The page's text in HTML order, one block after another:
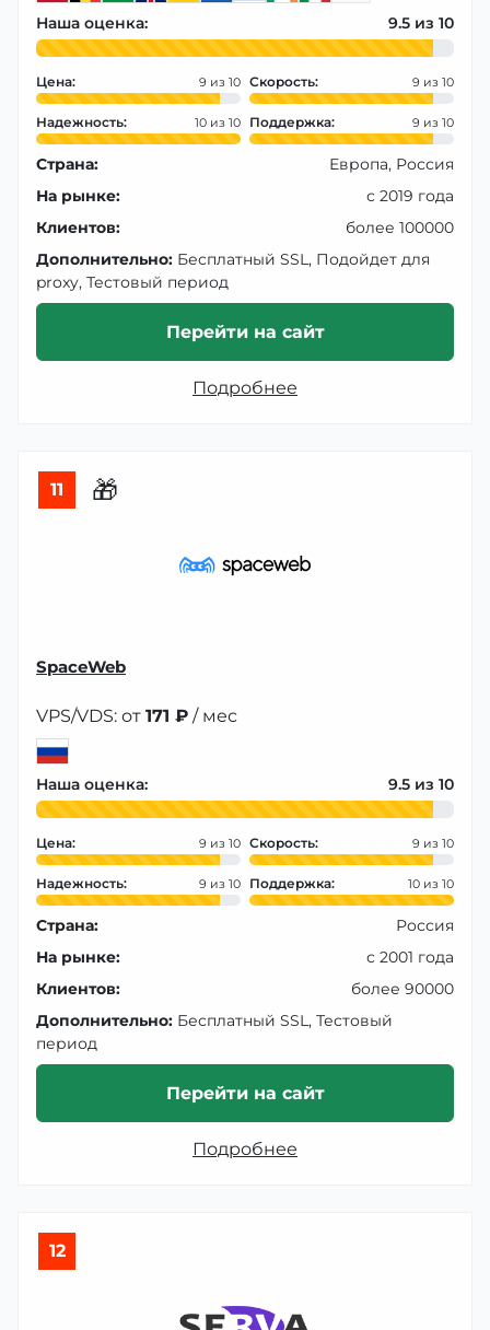
Наша оценка: 9.5
Цена: 9 Скорость: 9
Надежность: 10 Поддержка: 9
Страна:
Европа, Россия
На рынке:
с 2019 года
Клиентов:
более 100000
Дополнительно: Бесплатный SSL, Подойдет для
proxy, Тестовый период
Перейти на сайт
Подробнее
11 🎁
SpaceWeb
VPS/VDS: от 171 ₽ / мес
Наша оценка: 9.5
Цена: 9 Скорость: 9
Надежность: 9 Поддержка: 10
Страна:
Россия
На рынке:
с 2001 года
Клиентов:
более 90000
Дополнительно: Бесплатный SSL, Тестовый
период
Перейти на сайт
Подробнее
12